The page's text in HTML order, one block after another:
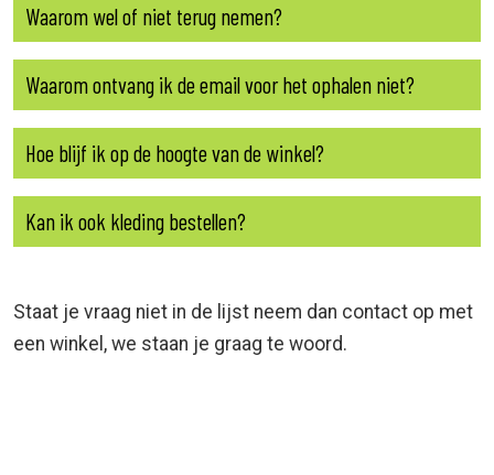
Waarom wel of niet terug nemen?
Waarom ontvang ik de email voor het ophalen niet?
Hoe blijf ik op de hoogte van de winkel?
Kan ik ook kleding bestellen?
Staat je vraag niet in de lijst neem dan contact op met
een winkel, we staan je graag te woord.